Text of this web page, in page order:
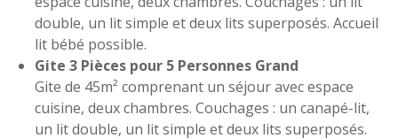
double, un lit simple et deux lits superposés. Accueil
lit bébé possible.
Gite 3 Pièces pour 5 Personnes Grand
Gite de 45m² comprenant un séjour avec espace
cuisine, deux chambres. Couchages : un canapé-lit,
un lit double, un lit simple et deux lits superposés.